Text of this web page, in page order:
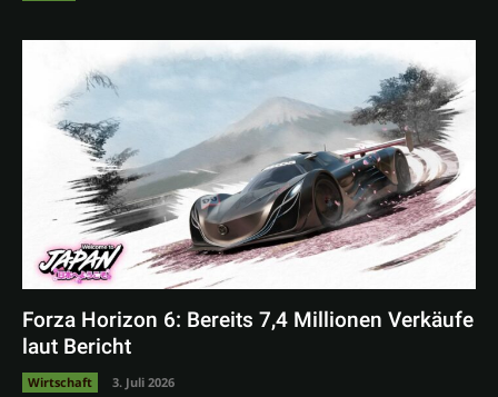
Forza Horizon 6: Bereits 7,4 Millionen Verkäufe
laut Bericht
Wirtschaft 3. Juli 2026